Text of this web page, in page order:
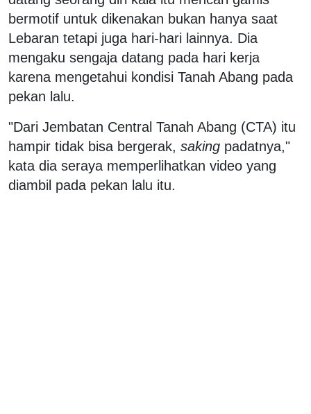
bermotif untuk dikenakan bukan hanya saat
Lebaran tetapi juga hari-hari lainnya. Dia
mengaku sengaja datang pada hari kerja
karena mengetahui kondisi Tanah Abang pada
pekan lalu.
"Dari Jembatan Central Tanah Abang (CTA) itu
hampir tidak bisa bergerak, saking padatnya,"
kata dia seraya memperlihatkan video yang
diambil pada pekan lalu itu.